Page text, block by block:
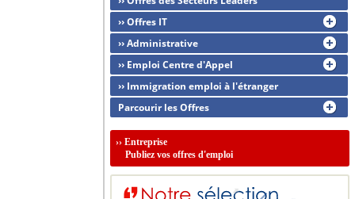
›› Offres IT
›› Administrative
›› Emploi Centre d'Appel
›› Immigration emploi à l'étranger
Parcourir les Offres
›› Entreprise
Publiez vos offres d'emploi